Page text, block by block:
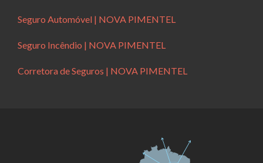
Seguro Automóvel | NOVA PIMENTEL
Seguro Incêndio | NOVA PIMENTEL
Corretora de Seguros | NOVA PIMENTEL